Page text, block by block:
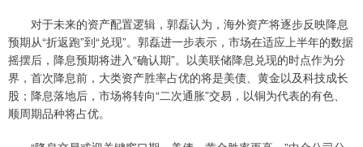
对于未来的资产配置逻辑，郭磊认为，海外资产将逐步反映降息
预期从“折返跑”到“兑现”。郭磊进一步表示，市场在适应上半年的数据
摇摆后，降息预期将进入“确认期”。以美联储降息兑现的时点作为分
界，首次降息前，大类资产胜率占优的将是美债、黄金以及科技成长
股；降息落地后，市场将转向“二次通胀”交易，以铜为代表的有色、
顺周期品种将占优。